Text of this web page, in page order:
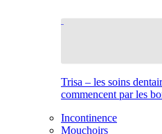
Trisa – les soins
commencent par les
Incontinence
Mouchoirs